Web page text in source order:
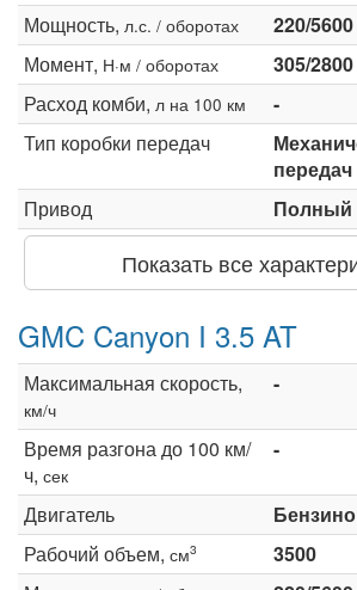
Мощность, л.с. / оборотах
220/5600
Момент, Н·м / оборотах
305/2800
Расход комби, л на 100 км
-
Тип коробки передач
передач
Привод
Полный
Показать все
GMC Canyon I 3.5 AT
Максимальная скорость,
км/ч
-
Время разгона до 100 км/
ч, сек
-
Двигатель
Рабочий объем, см3
3500